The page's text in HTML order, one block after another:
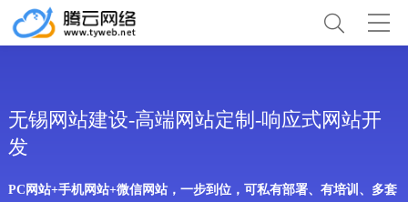
无锡网站建设-高端网站定制-响应式网站开
发
PC网站+手机网站+微信网站，一步到位，可私有部署、有培训、多套